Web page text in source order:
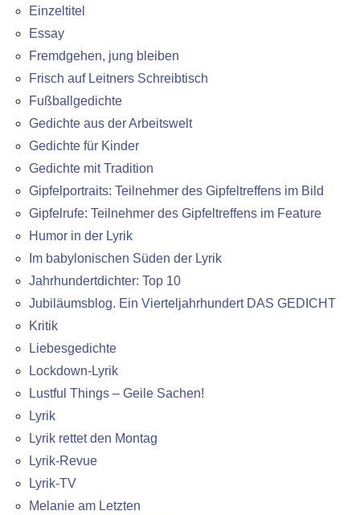
Einzeltitel
Essay
Fremdgehen, jung bleiben
Frisch auf Leitners Schreibtisch
Fußballgedichte
Gedichte aus der Arbeitswelt
Gedichte für Kinder
Gedichte mit Tradition
Gipfelportraits: Teilnehmer des Gipfeltreffens im Bild
Gipfelrufe: Teilnehmer des Gipfeltreffens im Feature
Humor in der Lyrik
Im babylonischen Süden der Lyrik
Jahrhundertdichter: Top 10
Jubiläumsblog. Ein Vierteljahrhundert DAS GEDICHT
Kritik
Liebesgedichte
Lockdown-Lyrik
Lustful Things – Geile Sachen!
Lyrik
Lyrik rettet den Montag
Lyrik-Revue
Lyrik-TV
Melanie am Letzten